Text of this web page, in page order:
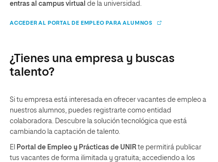
entras al campus virtual de la universidad.
ACCEDER AL PORTAL DE EMPLEO PARA ALUMNOS
¿Tienes una empresa y buscas
talento?
Si tu empresa está interesada en ofrecer vacantes de empleo a
nuestros alumnos, puedes registrarte como entidad
colaboradora. Descubre la solución tecnológica que está
cambiando la captación de talento.
El Portal de Empleo y Prácticas de UNIR te permitirá publicar
tus vacantes de forma ilimitada y gratuita; accediendo a los